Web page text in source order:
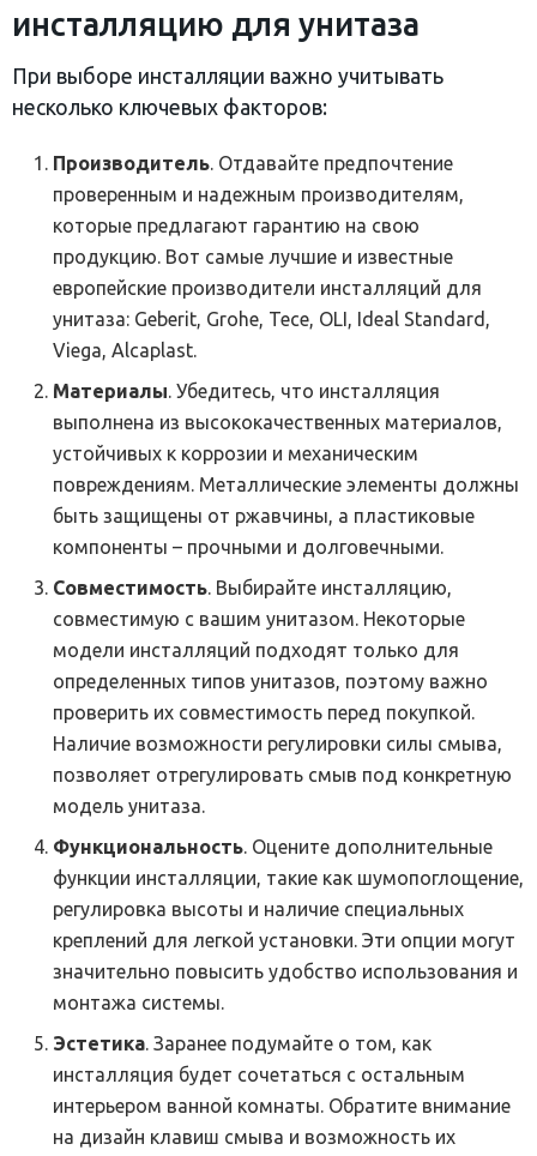
инсталляцию для унитаза
При выборе инсталляции важно учитывать
несколько ключевых факторов:
Производитель. Отдавайте предпочтение
проверенным и надежным производителям,
которые предлагают гарантию на свою
продукцию. Вот самые лучшие и известные
европейские производители инсталляций для
унитаза: Geberit, Grohe, Tece, OLI, Ideal Standard,
Viega, Alcaplast.
Материалы. Убедитесь, что инсталляция
выполнена из высококачественных материалов,
устойчивых к коррозии и механическим
повреждениям. Металлические элементы должны
быть защищены от ржавчины, а пластиковые
компоненты – прочными и долговечными.
Совместимость. Выбирайте инсталляцию,
совместимую с вашим унитазом. Некоторые
модели инсталляций подходят только для
определенных типов унитазов, поэтому важно
проверить их совместимость перед покупкой.
Наличие возможности регулировки силы смыва,
позволяет отрегулировать смыв под конкретную
модель унитаза.
Функциональность. Оцените дополнительные
функции инсталляции, такие как шумопоглощение,
регулировка высоты и наличие специальных
креплений для легкой установки. Эти опции могут
значительно повысить удобство использования и
монтажа системы.
Эстетика. Заранее подумайте о том, как
инсталляция будет сочетаться с остальным
интерьером ванной комнаты. Обратите внимание
на дизайн клавиш смыва и возможность их